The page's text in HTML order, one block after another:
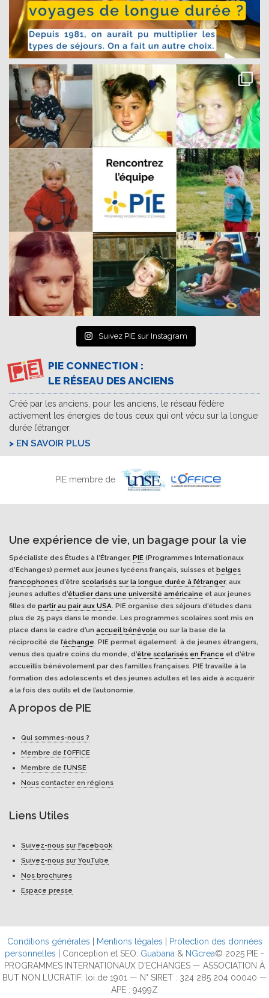
Suivez PIE sur Instagram
PIE CONNECTION :
LE RÉSEAU DES ANCIENS
Créé par les anciens, pour les anciens, le réseau fédère
activement les énergies de tous ceux qui ont vécu sur la longue
durée l’étranger.
EN SAVOIR PLUS
PIE membre de
Une expérience de vie, un bagage pour la vie
Spécialiste des Études à l'Étranger, PIE (Programmes Internationaux
d’Echanges) permet aux jeunes lycéens français, suisses et belges
francophones d’être scolarisés sur la longue durée à l’étranger, aux
jeunes adultes d’étudier dans une université américaine et aux jeunes
filles de partir au pair aux USA. PIE organise des séjours d’études dans
plus de 25 pays dans le monde. Les programmes scolaires sont mis en
place dans le cadre d’un accueil bénévole ou sur la base de la
réciprocité de l’échange. PIE permet également à de jeunes étrangers,
venus des quatre coins du monde, d’être scolarisés en France et d’être
accueillis bénévolement par des familles françaises. PIE travaille à la
formation des adolescents et des jeunes adultes et les aide à acquérir
à la fois des outils et de l’autonomie.
A propos de PIE
Qui sommes-nous ?
Membre de l’OFFICE
Membre de l’UNSE
Nous contacter en régions
Liens Utiles
Suivez-nous sur Facebook
Suivez-nous sur YouTube
Nos brochures
Espace presse
Conditions générales Mentions légales
Protection des données
personnelles | Conception et SEO: Guabana & NGcrea© 2025 PIE -
PROGRAMMES INTERNATIONAUX D'ECHANGES — ASSOCIATION À
BUT NON LUCRATIF, loi de 1901 — N° SIRET : 324 285 204 00040 —
APE : 9499Z